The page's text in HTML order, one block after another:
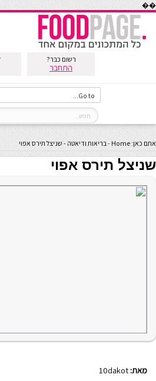
��
רשום כבר?
התחבר
אתם כאן: Home
-בריאות ודיאטה - שניצל תירס אפוי
שניצל תירס אפוי
מאת: 10dakot